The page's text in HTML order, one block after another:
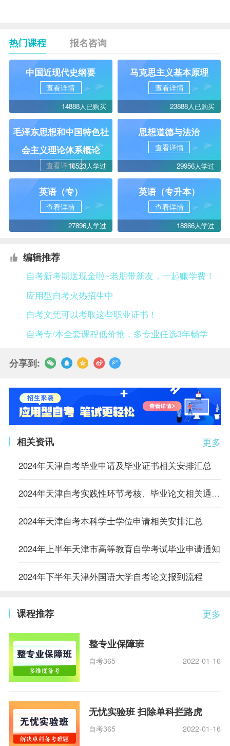
热门课程 报名咨询
中国近现代史纲要
查看详情
14888人已购买
马克思主义基本原理
查看详情
23888人已购买
毛泽东思想和中国特色社
会主义理论体系概论
查看详情16523人学过
思想道德与法治
查看详情
29956人学过
英语（专）
查看详情
27896人学过
英语（专升本）
查看详情
18866人学过
编辑推荐
自考新考期送现金啦~老朋带新友，一起赚学费！
应用型自考火热招生中
自考文凭可以考取这些职业证书！
自考专/本全套课程低价抢，多专业任选3年畅学
分享到:
更多
相关资讯
2024年天津自考毕业申请及毕业证书相关安排汇总
2024年天津自考实践性环节考核、毕业论文相关通知汇总
2024年天津自考本科学士学位申请相关安排汇总
2024年上半年天津市高等教育自学考试毕业申请通知
2024年下半年天津外国语大学自考论文报到流程
更多
课程推荐
整专业保障班
自考365 2022-01-16
无忧实验班 扫除单科拦路虎
自考365 2022-01-16